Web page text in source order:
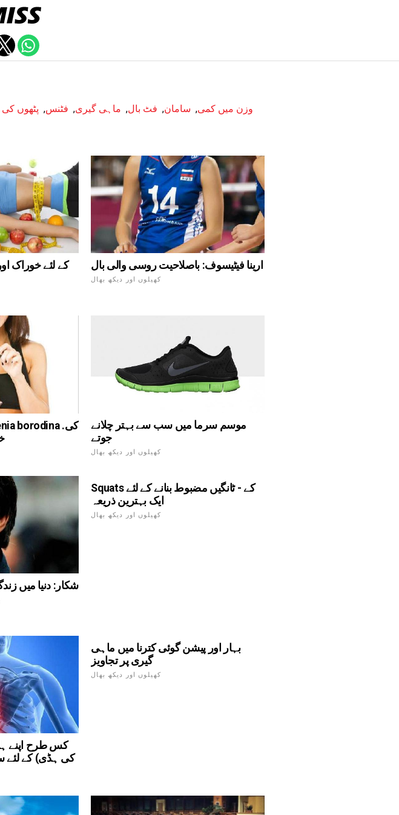
وزن میں کمی, سامان, فٹ بال, ماہی گیری, فٹنس, پٹھوں کی
ارینا فیٹیسوف: باصلاحیت روسی والی بال
کھیلوں اور دیکھ بھال
موسم سرما میں سب سے بہتر چلانے
جوتے
کھیلوں اور دیکھ بھال
Squats کے - ٹانگیں مضبوط بنانے کے لئے
ایک بہترین ذریعہ
کھیلوں اور دیکھ بھال
کس طرح اپنے
کی ہڈی) کے لئے
بہار اور پیشن گوئی کترنا میں ماہی
گیری پر تجاویز
کھیلوں اور دیکھ بھال